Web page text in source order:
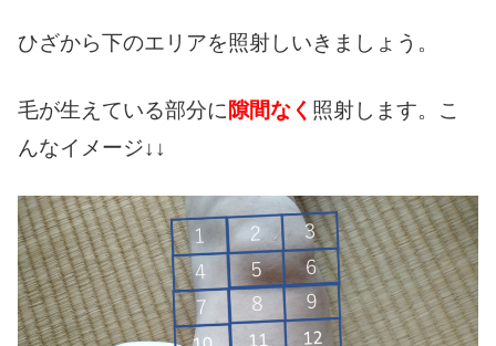
ひざから下のエリアを照射しいきましょう。
毛が生えている部分に 隙間なく 照射します。こ
んなイメージ↓↓